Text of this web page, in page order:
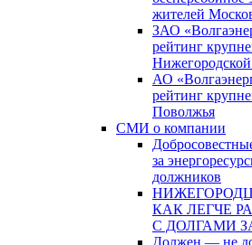
жителей
ЗАО
рейтинг
Нижегородской
АО
рейтинг
Поволжья
СМИ о компании
за
должников
КАК ЛЕГЧЕ
С ДОЛГАМИ